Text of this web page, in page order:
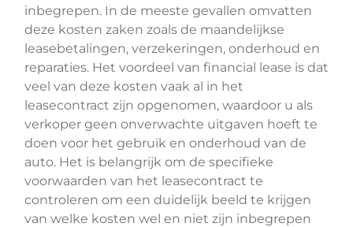
inbegrepen. In de meeste gevallen omvatten
deze kosten zaken zoals de maandelijkse
leasebetalingen, verzekeringen, onderhoud en
reparaties. Het voordeel van financial lease is dat
veel van deze kosten vaak al in het
leasecontract zijn opgenomen, waardoor u als
verkoper geen onverwachte uitgaven hoeft te
doen voor het gebruik en onderhoud van de
auto. Het is belangrijk om de specifieke
voorwaarden van het leasecontract te
controleren om een duidelijk beeld te krijgen
van welke kosten wel en niet zijn inbegrepen